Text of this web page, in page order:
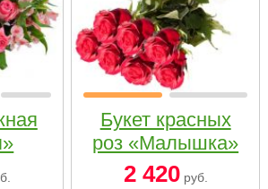
Букет красных
роз «Малышка»
2 420руб.